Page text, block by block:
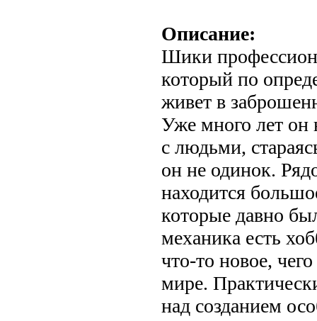
Описание:
Шики
который по
живет в
Уже много лет он
с людьми,
он не одинок.
находится
которые давно
механика есть
что-то новое,
мире.
над созданием